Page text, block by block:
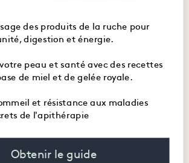
d’endurance soutenu, tel qu’un trail, un
des produits de la ruche pour
digestion et énergie.
peau et santé avec des recettes
de miel et de gelée royale.
et résistance aux maladies
de l'apithérapie
Obtenir le guide